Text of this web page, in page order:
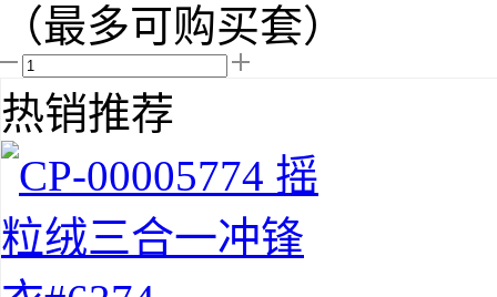
（最多可购买套）
热销推荐